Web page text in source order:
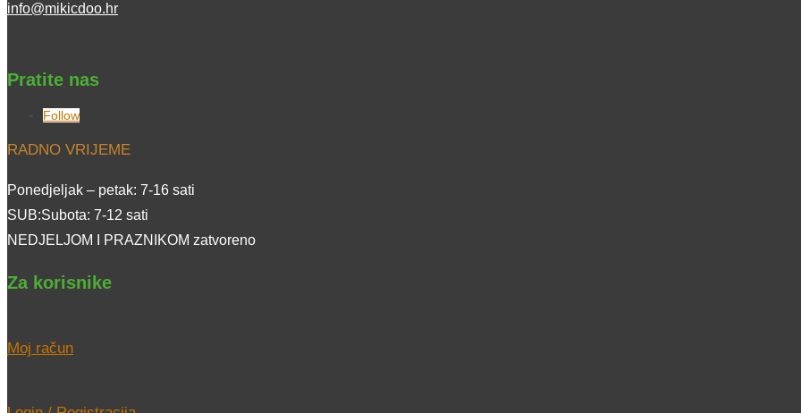
info@mikicdoo.hr
Pratite nas
Follow
RADNO VRIJEME
Ponedjeljak – petak: 7-16 sati
SUB:Subota: 7-12 sati
NEDJELJOM I PRAZNIKOM zatvoreno
Za korisnike
Moj račun